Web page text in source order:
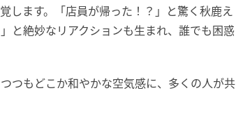
します。「店員が帰った！？」と驚く秋鹿え
と絶妙なリアクションも生まれ、誰でも困惑
つもどこか和やかな空気感に、多くの人が共